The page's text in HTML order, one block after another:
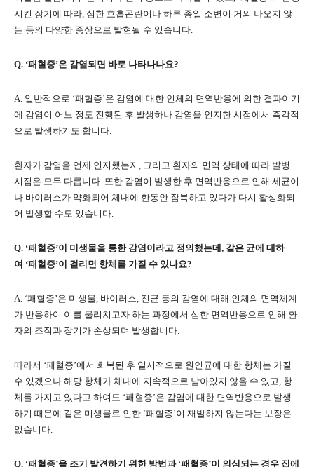
시킨 장기에 따라, 심한 호흡곤란이나 하루 종일 소변이 거의 나오지 않
는 등의 다양한 증상으로 발현될 수 있습니다.
Q. ‘패혈증’은 감염되면 바로 나타나나요?
A. 일반적으로 ‘패혈증’은 감염에 대한 인체의 면역반응에 의한 결과이기
에 감염이 어느 정도 진행된 후 발생하나 감염을 인지한 시점에서 즉각적
으로 발생하기도 합니다.
환자가 감염을 언제 인지했는지, 그리고 환자의 면역 상태에 따라 발병
시점은 모두 다릅니다. 또한 감염이 발생한 후 면역반응으로 인해 세균이
나 바이러스가 약화되어 체내에 한동안 잠복하고 있다가 다시 활성화되
어 발생할 수도 있습니다.
Q. ‘패혈증’이 미생물을 통한 감염이라고 정의했는데, 같은 균에 대하
여 ‘패혈증’이 걸리면 항체를 가질 수 있나요?
A. ‘패혈증’은 미생물, 바이러스, 진균 등의 감염에 대해 인체의 면역체계
가 반응하여 이를 물리치고자 하는 과정에서 심한 면역반응으로 인해 환
자의 조직과 장기가 손상되며 발생합니다.
따라서 ‘패혈증’에서 회복된 후 일시적으로 원인균에 대한 항체는 가질
수 있겠으나 해당 항체가 체내에 지속적으로 남아있지 않을 수 있고, 항
체를 가지고 있다고 하여도 ‘패혈증’은 감염에 대한 면역반응으로 발생
하기 때문에 같은 미생물로 인한 ‘패혈증’이 재발하지 않는다는 보장은
없습니다.
Q. ‘패혈증’을 조기 발견하기 위한 방법과 ‘패혈증’이 의심되는 경우 집에